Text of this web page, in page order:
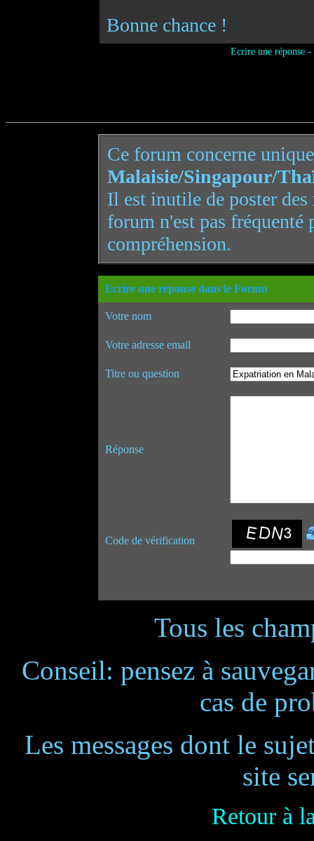
Bonne chance !
Ecrire une réponse-
Ce forum concerne
Malaisie/Singapour/
Il est inutile de poster
forum n'est pas
compréhension.
Ecrire une réponse dans le Forum
Votre nom
Votre adresse email
Titre ou question
Réponse
Code de vérification
Tous les
Conseil: pensez à
cas de
Les messages dont le
site
Retour à